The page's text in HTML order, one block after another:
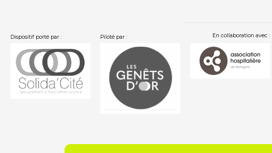
Dispositif porté par : Piloté par : En collaboration avec :